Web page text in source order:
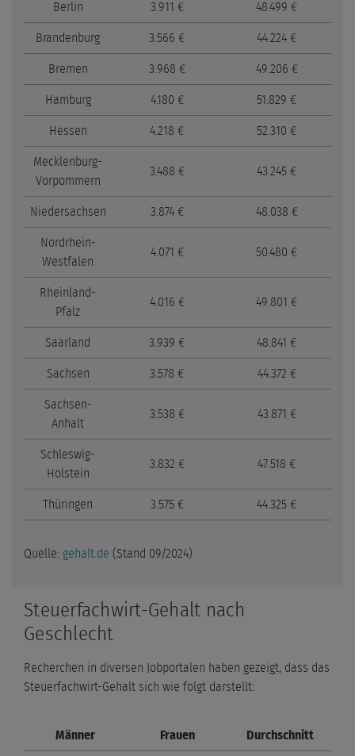
Berlin 3.911 € 48.499 €
Brandenburg 3.566 € 44.224 €
Bremen 3.968 € 49.206 €
Hamburg 4.180 € 51.829 €
Hessen 4.218 € 52.310 €
Mecklenburg-
Vorpommern
3.488 € 43.245 €
Niedersachsen 3.874 € 48.038 €
Nordrhein-
Westfalen
4.071 € 50.480 €
Rheinland-
Pfalz
4.016 € 49.801 €
Saarland 3.939 € 48.841 €
Sachsen 3.578 € 44.372 €
Sachsen-
Anhalt
3.538 € 43.871 €
Schleswig-
Holstein
3.832 € 47.518 €
Thüringen 3.575 € 44.325 €
Quelle: gehalt.de (Stand 09/2024)
Steuerfachwirt-Gehalt nach
Geschlecht
Recherchen in diversen Jobportalen haben gezeigt, dass das
Steuerfachwirt-Gehalt sich wie folgt darstellt:
Männer Frauen Durchschnitt